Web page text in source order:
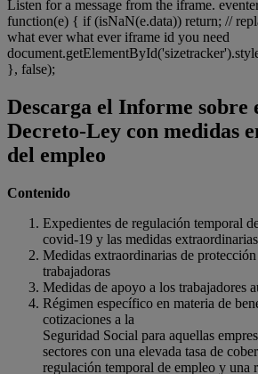
Listen for a message from the iframe.
function(e) { if (isNaN(e.data)) return; //
what ever what ever iframe id you need
}, false);
Descarga el Informe sobre
Decreto-Ley con medidas
del empleo
Contenido
Expedientes de regulación temporal
covid-19 y las medidas extraordinarias
Medidas extraordinarias de protección
trabajadoras
Medidas de apoyo a los trabajadores
Régimen específico en materia de
cotizaciones a la
Seguridad Social para aquellas
sectores con una elevada tasa de
regulación temporal de empleo y una